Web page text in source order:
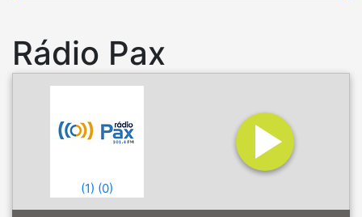
Rádio Pax
(1) (0)